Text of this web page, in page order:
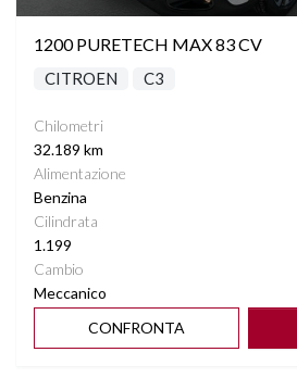
1200 PURETECH MAX 83 CV
CITROEN C3
Chilometri
32.189 km
Alimentazione
Benzina
Cilindrata
1.199
Cambio
Meccanico
CONFRONTA